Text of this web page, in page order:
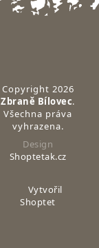
Copyright 2026
Zbraně Bílovec.
Všechna práva
vyhrazena.
Design
Shoptetak.cz
Vytvořil
Shoptet